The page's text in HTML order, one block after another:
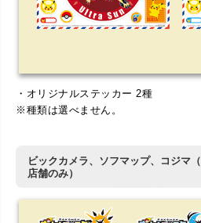
・オリジナルステッカー 2種
※種類は選べません。
ビックカメラ、ソフマップ、コジマ
店舗のみ）